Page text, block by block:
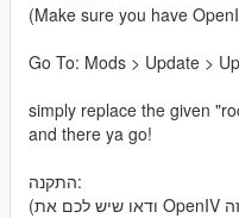
(Make sure you have
Go To: Mods > Update >
simply replace the given
and there ya go!
התקנה: